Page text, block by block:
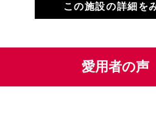
この施設の詳細を
愛用者の声